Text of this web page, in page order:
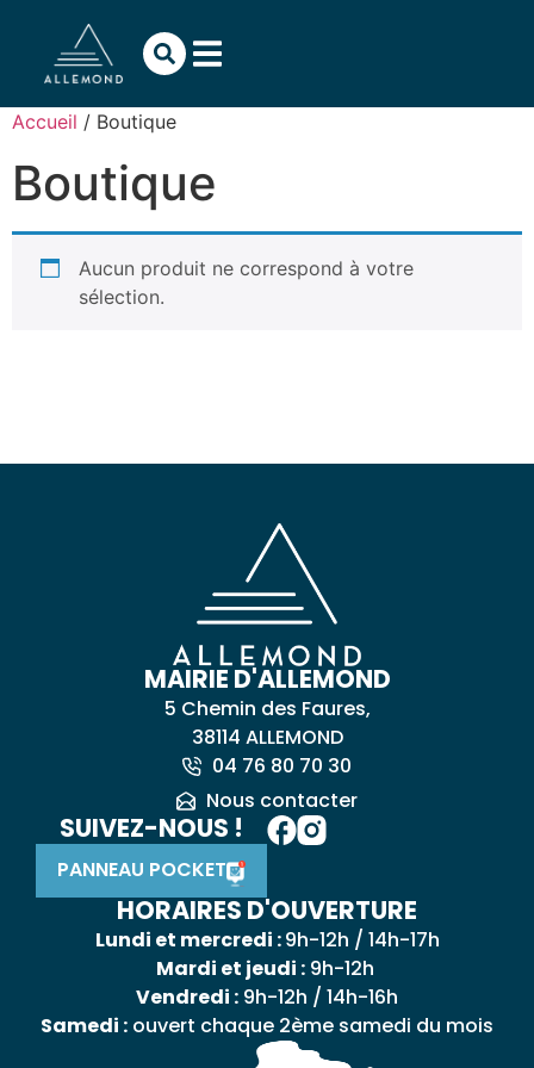
Accueil / Boutique
Boutique
Aucun produit ne correspond à votre
sélection.
MAIRIE D'ALLEMOND
5 Chemin des Faures,
38114 ALLEMOND
04 76 80 70 30
Nous contacter
SUIVEZ-NOUS !
PANNEAU POCKET
HORAIRES D'OUVERTURE
Lundi et mercredi :9h-12h / 14h-17h
Mardi et jeudi :9h-12h
Vendredi : 9h-12h / 14h-16h
Samedi : ouvert chaque 2ème samedi du mois